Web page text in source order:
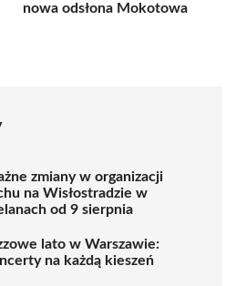
nowa odsłona Mokotowa
zmiany w organizacji
na Wisłostradzie w
od 9 sierpnia
lato w Warszawie:
na każdą kieszeń